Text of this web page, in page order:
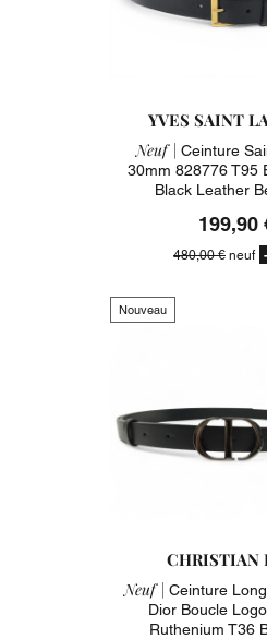
YVES SAINT
Neuf | Ceinture
30mm 828776 T95
Black Leather
199,90
480,00 € neuf
Nouveau
CHRISTIAN
Neuf | Ceinture
Dior Boucle
Ruthenium T36